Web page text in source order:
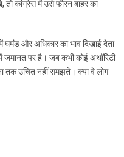
तो कांग्रेस में उसे फौरन बाहर का
घमंड और अधिकार का भाव दिखाई देता
जमानत पर है। जब कभी कोई अथॉरिटी
तक उचित नहीं समझते। क्या वे लोग